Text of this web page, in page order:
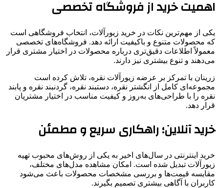
اهمیت خرید از فروشگاه تخصصی
یکی از مهم‌ترین نکات در خرید زیورآلات، انتخاب فروشگاهی است
که محصولات متنوع و باکیفیت ارائه دهد. فروشگاه‌های تخصصی
معمولاً اطلاعات دقیق‌تری درباره محصولات در اختیار مشتری قرار
می‌دهند و تنوع بیشتری نیز دارند.
زرینان با تمرکز بر عرضه زیورآلات نقره، تلاش کرده است
مجموعه‌ای کامل از انگشتر نقره، دستبند نقره، گردنبند نقره و پابند
نقره را با طراحی‌های به‌روز و کیفیت مناسب در اختیار مشتریان
قرار دهد.
خرید آنلاین؛ راهکاری سریع و مطمئن
خرید اینترنتی در سال‌های اخیر به یکی از روش‌های محبوب تهیه
زیورآلات تبدیل شده است. امکان مشاهده مدل‌های مختلف،
مقایسه قیمت‌ها و بررسی مشخصات محصولات باعث می‌شود
کاربران با آگاهی بیشتری تصمیم بگیرند.